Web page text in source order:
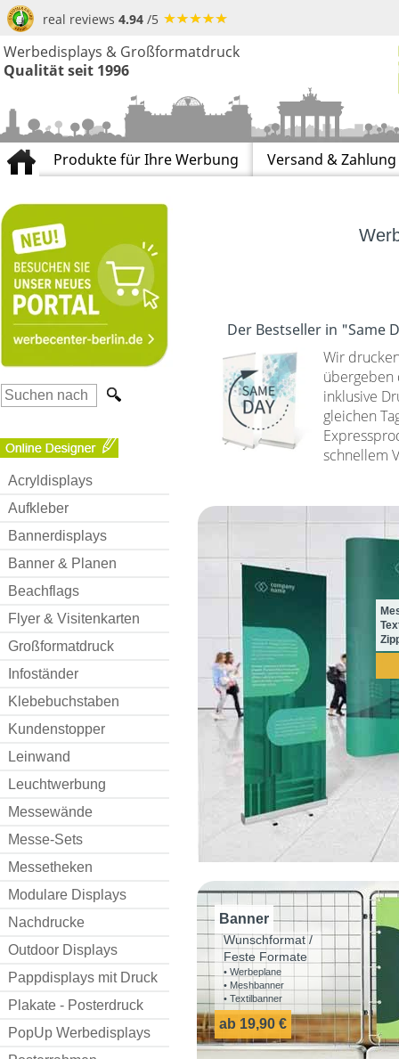
real reviews 4.94 /5
Werbedisplays & Großformatdruck
Qualität seit 1996
Produkte für Ihre Werbung Versand & Zahlung
Acryldisplays
Aufkleber
Bannerdisplays
Banner & Planen
Beachflags
Flyer & Visitenkarten
Großformatdruck
Infoständer
Klebebuchstaben
Kundenstopper
Leinwand
Leuchtwerbung
Messewände
Messe-Sets
Messetheken
Modulare Displays
Nachdrucke
Outdoor Displays
Pappdisplays mit Druck
Plakate - Posterdruck
PopUp Werbedisplays
Der Bestseller in "Same
Wir
übergeben
inklusive
gleichen
schnellem
Banner
Wunschformat /
Feste Formate
• Werbeplane
• Meshbanner
• Textilbanner
ab 19,90 €